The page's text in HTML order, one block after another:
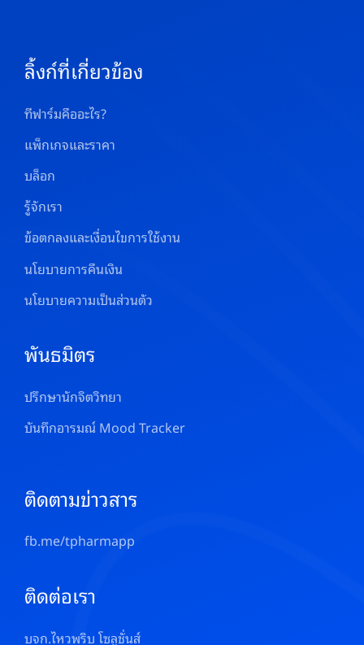
ลิ้งก์ที่เกี่ยวข้อง
ทีฟาร์มคืออะไร?
แพ็กเกจและราคา
บล็อก
รู้จักเรา
ข้อตกลงและเงื่อนไขการใช้งาน
นโยบายการคืนเงิน
นโยบายความเป็นส่วนตัว
พันธมิตร
ปรึกษานักจิตวิทยา
บันทึกอารมณ์ Mood Tracker
ติดตามข่าวสาร
fb.me/tpharmapp
ติดต่อเรา
บจก.ไหวพริบ โซลูชั่นส์